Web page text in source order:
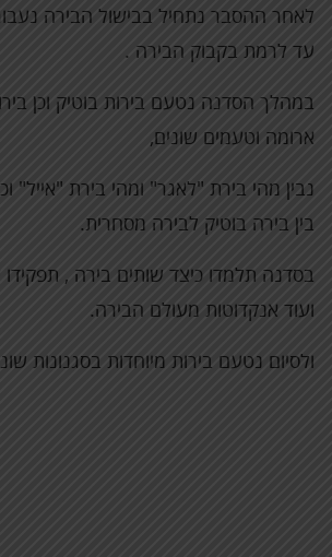
לאחר ההסבר נתחיל בבישול הבירה
עד לרמת בקבוק הבירה .
במהלך הסדנה נטעם בירות בוטיק וכן
ארומה וטעמים שונים,
נבין מהי בירת "לאגר" ומהי בירת "אייל"
בין בירה בוטיק לבירה מסחרית.
בסדנה תלמדו כיצד שותים בירה ,
ועוד אנקדוטות מעולם הבירה.
ולסיום נטעם בירות מיוחדות בסגנונות